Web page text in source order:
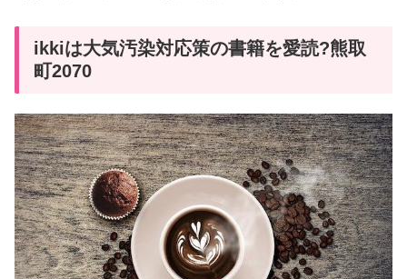
ikkiは大気汚染対応策の書籍を愛読?熊取
町2070